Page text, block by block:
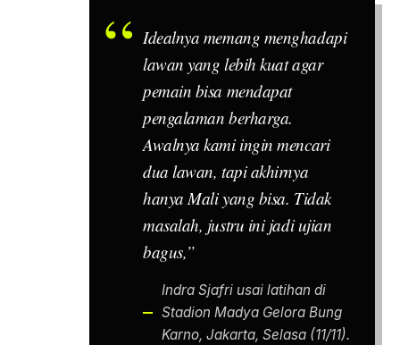
Idealnya memang menghadapi
lawan yang lebih kuat agar
pemain bisa mendapat
pengalaman berharga.
Awalnya kami ingin mencari
dua lawan, tapi akhirnya
hanya Mali yang bisa. Tidak
masalah, justru ini jadi ujian
bagus,”
Indra Sjafri usai latihan di
Stadion Madya Gelora Bung
Karno, Jakarta, Selasa (11/11).